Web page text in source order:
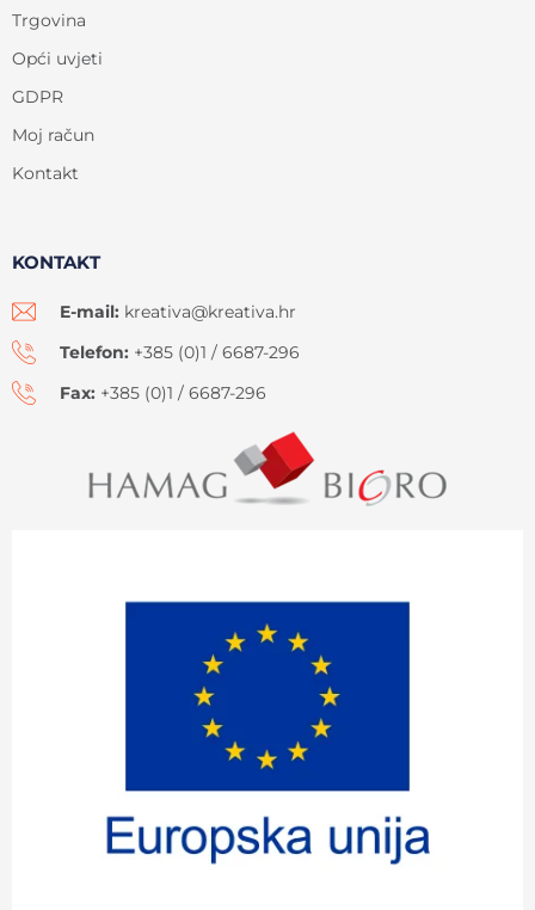
Trgovina
Opći uvjeti
GDPR
Moj račun
Kontakt
KONTAKT
E-mail: kreativa@kreativa.hr
Telefon: +385 (0)1 / 6687-296
Fax: +385 (0)1 / 6687-296